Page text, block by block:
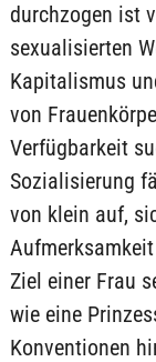
durchzogen ist
sexualisierten
Kapitalismus
von
Verfügbarkeit
Sozialisierung
von klein auf,
Ziel einer Frau
wie eine
Konventionen